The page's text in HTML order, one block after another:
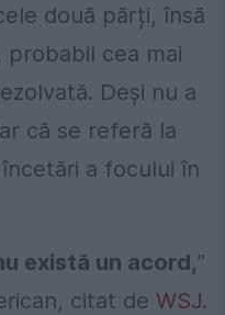
două părți, însă
probabil cea mai
Deși nu a
că se referă la
a focului în
există un acord,”
citat de WSJ.